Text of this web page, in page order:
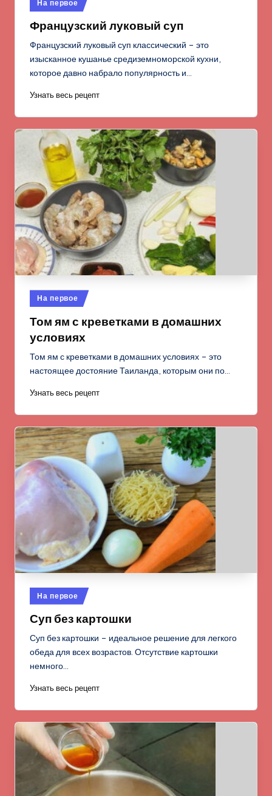
в
На первое
Французский луковый суп
Французский луковый суп классический – это
изысканное кушанье средиземноморской кухни,
которое давно набрало популярность и…
Узнать весь рецепт
Опубликовано
в
На первое
Том ям с креветками в домашних
условиях
Том ям с креветками в домашних условиях – это
настоящее достояние Таиланда, которым они по…
Узнать весь рецепт
Опубликовано
в
На первое
Суп без картошки
Суп без картошки – идеальное решение для легкого
обеда для всех возрастов. Отсутствие картошки
немного…
Узнать весь рецепт